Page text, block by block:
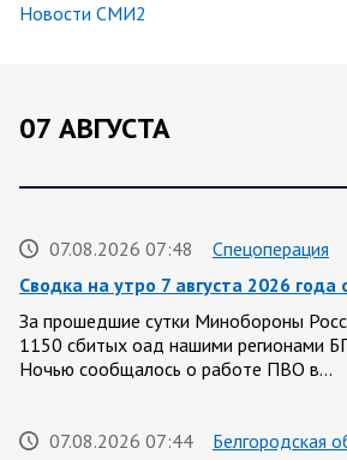
Новости СМИ2
07 АВГУСТА
07.08.2026 07:48
Спецоперация
Сводка на утро 7 августа 2026
За прошедшие сутки Минобороны
1150 сбитых оад нашими регионами
Ночью сообщалось о работе ПВО в…
07.08.2026 07:44
Белгородская